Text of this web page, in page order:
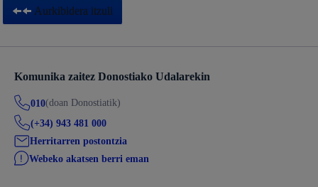
Aurkibidera itzuli
Komunika zaitez Donostiako Udalarekin
010(doan Donostiatik)
(+34) 943 481 000
Herritarren postontzia
Webeko akatsen berri eman